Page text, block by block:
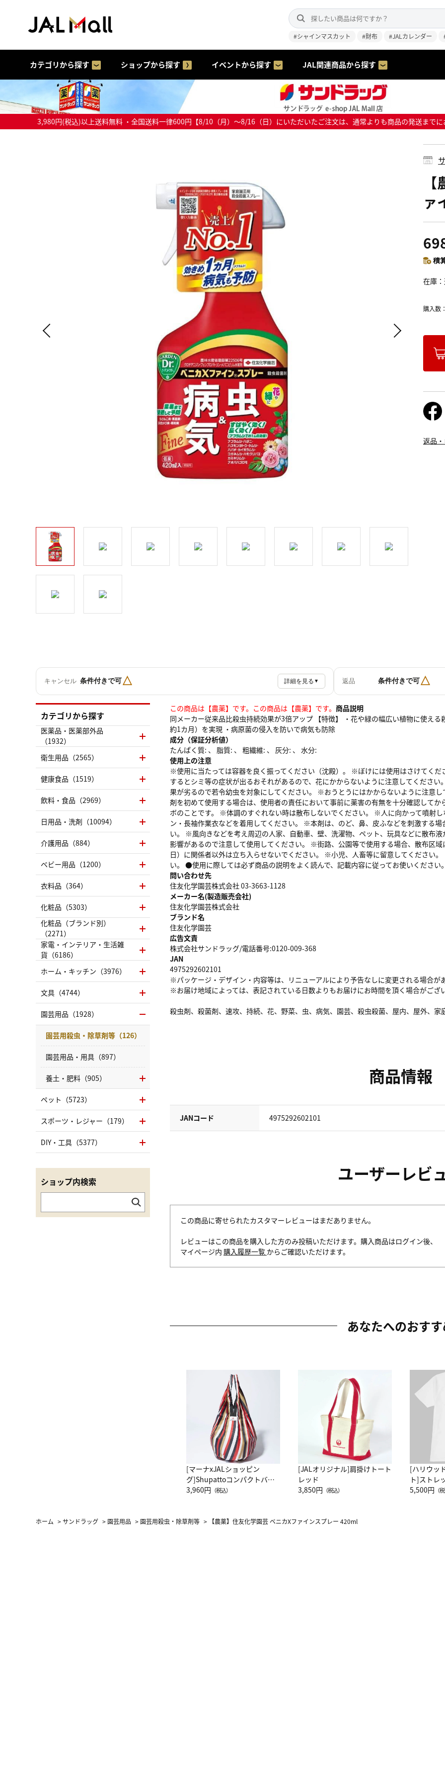
#シャインマスカット #財布 #JALカレンダー
カテゴリから探す ショップから探す イベントから探す JAL関連商品から探す
3,980円(税込)以上送料無料 ・全国送料一律600円【8/10（月）～8/16（日）にいただいたご注文は、通常よりも商品の発送まで
ァ
積
在庫
購入数
返品
キャンセル 条件付きで可△ 詳細を見る ▼ 返品 条件付きで可△
この商品は【農薬】です。 この商品は【農薬】です。 商品説明
同メーカー従来品比殺虫持続効果が3倍アップ 【特徴】 ・花や緑の幅広い植物に使え
約1カ月）を実現 ・病原菌の侵入を防いで病気も防除
成分（保証分析値）
たんぱく質: 、 脂質: 、 粗繊維: 、 灰分: 、 水分:
使用上の注意
※使用に当たっては容器を良く振ってください（沈殿）。 ※ぼけには使用はさけてく
するとシミ等の症状が出るおそれがあるので、花にかからないように注意してくださ
果が劣るので若令幼虫を対象にしてください。 ※おうとうにはかからないように注意
剤を初めて使用する場合は、使用者の責任において事前に薬害の有無を十分確認して
ボのことです。 ※体調のすぐれない時は散布しないでください。 ※人に向かって噴射
ン・長袖作業衣などを着用してください。 ※本剤は、のど、鼻、皮ふなどを刺激する
い。 ※風向きなどを考え周辺の人家、自動車、壁、洗濯物、ペット、玩具などに散布
影響があるので注意して使用してください。 ※街路、公園等で使用する場合、散布区
日）に関係者以外は立ち入らせないでください。 ※小児、人畜等に留意してください
い。 ●使用に際しては必ず商品の説明をよく読んで、記載内容に従ってお使いください
問い合わせ先
住友化学園芸株式会社 03-3663-1128
メーカー名(製造販売会社)
住友化学園芸株式会社
ブランド名
住友化学園芸
広告文責
株式会社サンドラッグ/電話番号:0120-009-368
JAN
4975292602101
※パッケージ・デザイン・内容等は、リニューアルにより予告なしに変更される場合が
※お届け地域によっては、表記されている日数よりもお届けにお時間を頂く場合がござ
殺虫剤、殺菌剤、速攻、持続、花、野菜、虫、病気、園芸、殺虫殺菌、屋内、屋外、家
商品情報
JANコード 4975292602101
ユーザーレビ
この商品に寄せられたカスタマーレビューはまだありません。
レビューはこの商品を購入した方のみ投稿いただけます。購入商品はログイン後、
マイページ内 購入履歴一覧 からご確認いただけます。
あなたへのおす
[マーナxJALショッピン
グ]Shupattoコンパクトバッ
グ Drop JAL客室乗務員
3,960円 （税込）
[JALオリジナル]肩掛けトート
レッド
3,850円 （税込）
[ハリウッ
ト]ストレ
ーネック
5,500円 （
カテゴリから探す
医薬品・医薬部外品
（1932）
衛生用品（2565）
健康食品（1519）
飲料・食品（2969）
日用品・洗剤（10094）
介護用品（884）
ベビー用品（1200）
衣料品（364）
化粧品（5303）
化粧品（ブランド別）
（2271）
家電・インテリア・生活雑
貨（6186）
ホーム・キッチン（3976）
文具（4744）
園芸用品（1928）
園芸用殺虫・除草剤等（126）
園芸用品・用具（897）
養土・肥料（905）
ペット（5723）
スポーツ・レジャー（179）
DIY・工具（5377）
ショップ内検索
ホーム >サンドラッグ > 園芸用品 > 園芸用殺虫・除草剤等 > 【農薬】住友化学園芸 ベニカXファインスプレー 420ml